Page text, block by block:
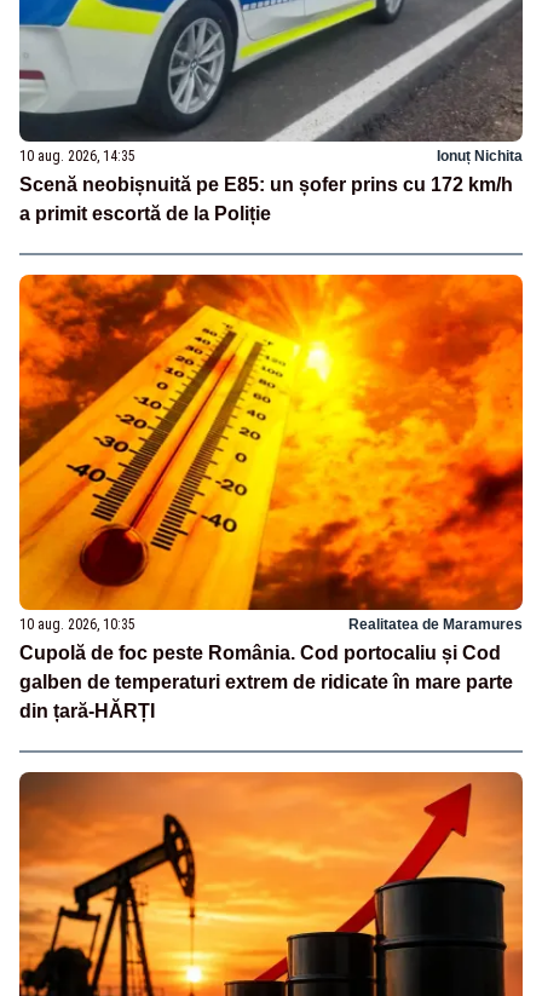
10 aug. 2026, 14:35 Ionuț Nichita
Scenă neobișnuită pe E85: un șofer prins cu 172 km/h
a primit escortă de la Poliție
10 aug. 2026, 10:35 Realitatea de Maramures
Cupolă de foc peste România. Cod portocaliu și Cod
galben de temperaturi extrem de ridicate în mare parte
din țară-HĂRȚI